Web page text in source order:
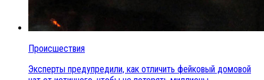
Происшествия
Эксперты предупредили, как отличить фейковый домовой